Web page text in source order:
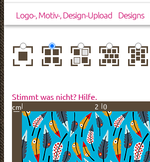
Logo-, Motiv-, Design-Upload Designs
zentriert
einfach
wiederholt
gespiegelthorizontal
versetzt
vertikal
versetzt
Stimmt was nicht? Hilfe.
cm 20